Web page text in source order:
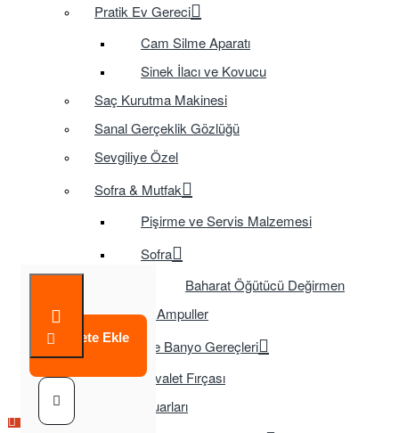
Pratik Ev Gereci
Cam Silme Aparatı
Sinek İlacı ve Kovucu
Saç Kurutma Makinesi
Sanal Gerçeklik Gözlüğü
Sevgiliye Özel
Sofra & Mutfak
Pişirme ve Servis Malzemesi
Sofra
Baharat Öğütücü Değirmen
Tasarruflu Ampuller
Temizlik ve Banyo Gereçleri
Tuvalet Fırçası
TV Aksesuarları
Sepete Ekle
Çok Satılan Ürün